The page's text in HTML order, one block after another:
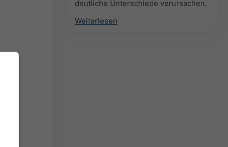
deutliche Unterschiede verursachen.
Weiterlesen